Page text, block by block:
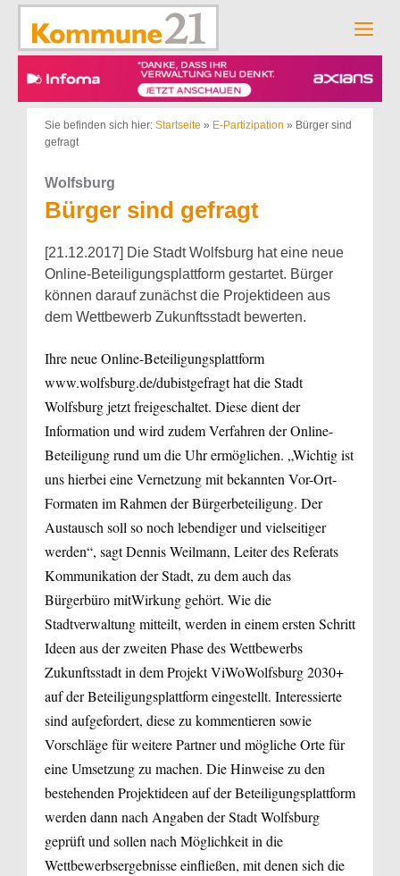
Zum
springen
Sie befinden sich hier: Startseite » E-Partizipation » Bürger sind
gefragt
Wolfsburg
Bürger sind gefragt
[21.12.2017] Die Stadt Wolfsburg hat eine neue
Online-Beteiligungsplattform gestartet. Bürger
können darauf zunächst die Projektideen aus
dem Wettbewerb Zukunftsstadt bewerten.
Ihre neue Online-Beteiligungsplattform
www.wolfsburg.de/dubistgefragt hat die Stadt
Wolfsburg jetzt freigeschaltet. Diese dient der
Information und wird zudem Verfahren der Online-
Beteiligung rund um die Uhr ermöglichen. „Wichtig ist
uns hierbei eine Vernetzung mit bekannten Vor-Ort-
Formaten im Rahmen der Bürgerbeteiligung. Der
Austausch soll so noch lebendiger und vielseitiger
werden“, sagt Dennis Weilmann, Leiter des Referats
Kommunikation der Stadt, zu dem auch das
Bürgerbüro mitWirkung gehört. Wie die
Stadtverwaltung mitteilt, werden in einem ersten Schritt
Ideen aus der zweiten Phase des Wettbewerbs
Zukunftsstadt in dem Projekt ViWoWolfsburg 2030+
auf der Beteiligungsplattform eingestellt. Interessierte
sind aufgefordert, diese zu kommentieren sowie
Vorschläge für weitere Partner und mögliche Orte für
eine Umsetzung zu machen. Die Hinweise zu den
bestehenden Projektideen auf der Beteiligungsplattform
werden dann nach Angaben der Stadt Wolfsburg
geprüft und sollen nach Möglichkeit in die
Wettbewerbsergebnisse einfließen, mit denen sich die